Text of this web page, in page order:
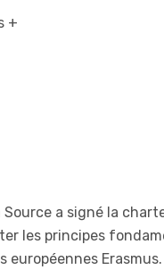
a signé la
les principes
Erasmus.